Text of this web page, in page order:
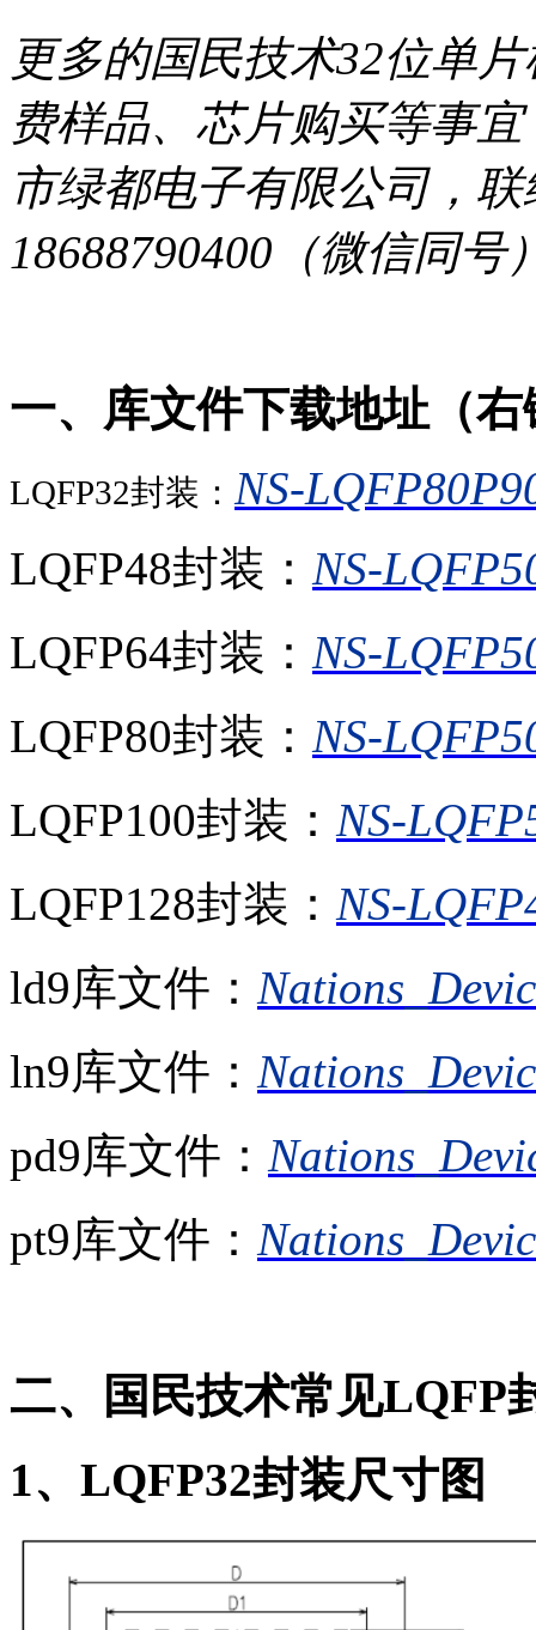
更多的国民技术32位单
费样品、芯片购买等事宜
市绿都电子有限公司，
18688790400（微信同号
一、库文件下载地址（
LQFP32封装： NS-
LQFP48封装： NS-
LQFP64封装： NS-
LQFP80封装： NS-
LQFP100封装： NS-
LQFP128封装： NS-
ld9库文件：
ln9库文件：
pd9库文件：
pt9库文件：
二、国民技术常见LQFP
1、LQFP32封装尺寸图